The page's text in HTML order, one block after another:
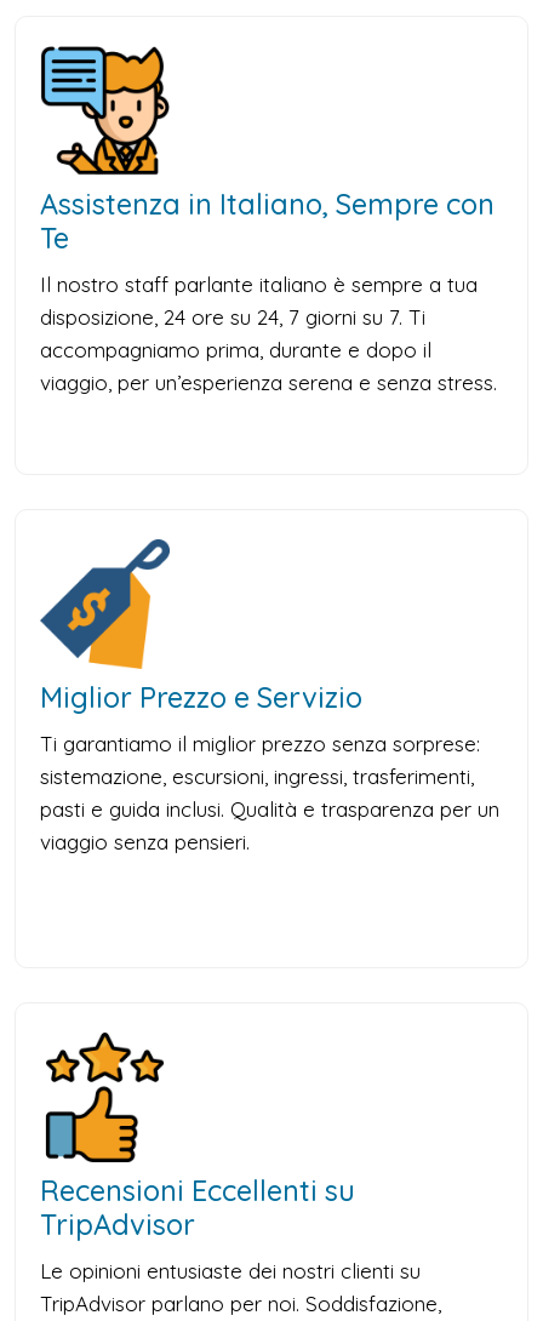
Assistenza in Italiano, Sempre con
Te
Il nostro staff parlante italiano è sempre a tua
disposizione, 24 ore su 24, 7 giorni su 7. Ti
accompagniamo prima, durante e dopo il
viaggio, per un’esperienza serena e senza stress.
Miglior Prezzo e Servizio
Ti garantiamo il miglior prezzo senza sorprese:
sistemazione, escursioni, ingressi, trasferimenti,
pasti e guida inclusi. Qualità e trasparenza per un
viaggio senza pensieri.
Recensioni Eccellenti su
TripAdvisor
Le opinioni entusiaste dei nostri clienti su
TripAdvisor parlano per noi. Soddisfazione,